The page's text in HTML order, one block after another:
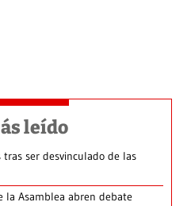
leído
ser desvinculado de las
la Asamblea abren debate